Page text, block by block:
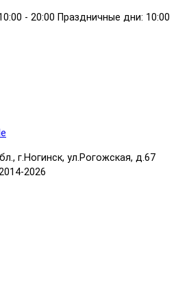
- 20:00 Праздничные дни: 10:00
г.Ногинск, ул.Рогожская, д.67
2026